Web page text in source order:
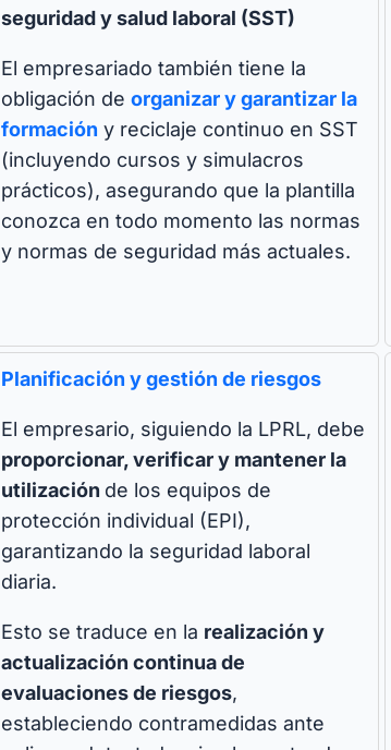
seguridad y salud laboral (SST)
El empresariado también tiene la
obligación de organizar y garantizar la
formación y reciclaje continuo en SST
(incluyendo cursos y simulacros
prácticos), asegurando que la plantilla
conozca en todo momento las normas
y normas de seguridad más actuales.
Planificación y gestión de riesgos
El empresario, siguiendo la LPRL, debe
proporcionar, verificar y mantener la
utilización de los equipos de
protección individual (EPI),
garantizando la seguridad laboral
diaria.
Esto se traduce en la realización y
actualización continua de
evaluaciones de riesgos,
estableciendo contramedidas ante